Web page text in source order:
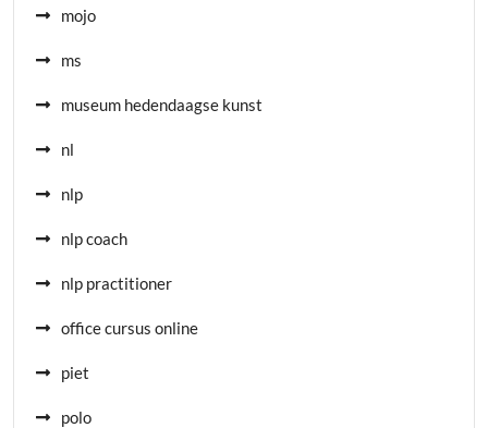
mojo
ms
museum hedendaagse kunst
nl
nlp
nlp coach
nlp practitioner
office cursus online
piet
polo